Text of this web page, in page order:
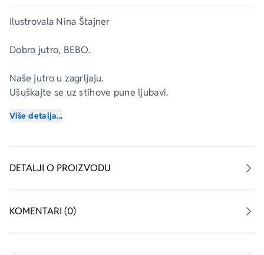
Ilustrovala Nina Štajner
Dobro jutro, BEBO.
Naše jutro u zagrljaju.
Ušuškajte se uz stihove pune ljubavi.
Knjiga koja slavi posebnu vezu između vas i vaše bebe,
Više detalja...
DETALJI O PROIZVODU
KOMENTARI (0)